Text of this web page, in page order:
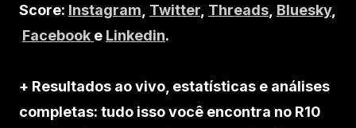
Score: Instagram, Twitter, Threads, Bluesky,
Facebook e Linkedin.
+ Resultados ao vivo, estatísticas e análises
completas: tudo isso você encontra no R10